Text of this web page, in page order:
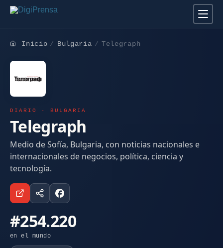
Inicio Bulgaria Telegraph
DIARIO · BULGARIA
Telegraph
Medio de Sofía, Bulgaria, con noticias nacionales e
internacionales de negocios, política, ciencia y
tecnología.
#254.220
en el mundo